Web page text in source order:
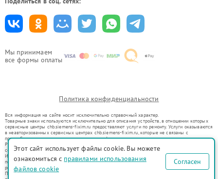
Мы принимаем
все формы оплаты
Политика конфиденциальности
Вся информация на сайте носит исключительно справочный характер.
Товарные знаки используются исключительно для описания устройств, в отношении которых
сервисные центры chb.siemens-fixim.ru предоставляют услуги по ремонту. Услуги оказываются
в неавторизованных сервисных центрах chb.siemens-fixim.ru, которые не связаны с
правообладателями товарных знаков или их официальными представителями.
Ремонт осуществляется для устройств, уже введенных в гражданский оборот в соответствии
со статьей 1487 ГК РФ.
Использование товарных знаков не преследует цели индивидуализации услуг или введения
потребителей в заблуждение, а служит для информирования о предоставляемых услугах по
ремонту техники указанных брендов.
Представленная на сайте информация не является публичной офертой, определяемой
Этот сайт использует файлы cookie. Вы можете
ознакомиться с правилами использования
файлов cookie
Согласен